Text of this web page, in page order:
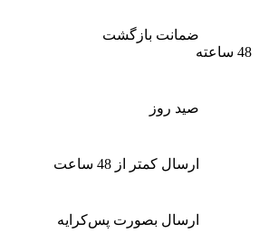
ضمانت بازگشت
48 ساعته
صید روز
ارسال کمتر از 48 ساعت
ارسال بصورت پس‌کرایه